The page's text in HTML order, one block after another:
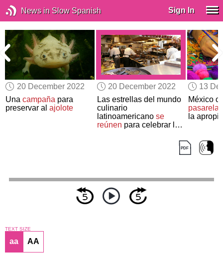
News in Slow Spanish Sign In
20 December 2022
Unacampaña para
preservar alajolote
20 December 2022
Las estrellas del mundo
culinario
latinoamericano se
reúnen para celebrar lo
13
México
pasarela
la
TEXT SIZE
aa AA